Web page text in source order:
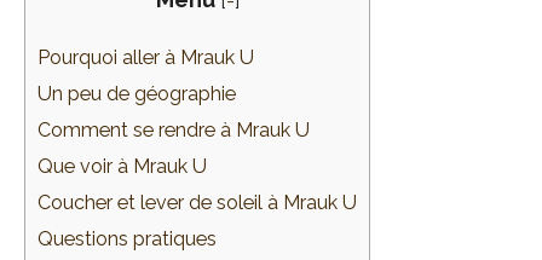
Pourquoi aller à Mrauk U
Un peu de géographie
Comment se rendre à Mrauk U
Que voir à Mrauk U
Coucher et lever de soleil à Mrauk U
Questions pratiques